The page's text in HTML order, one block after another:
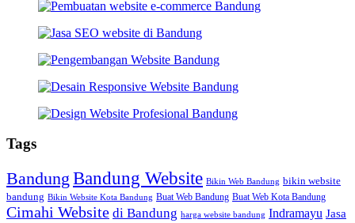
Tags
Bandung Bandung Website Bikin Web Bandung bikin website
bandung Bikin Website Kota Bandung Buat Web Bandung Buat Web Kota Bandung
Cimahi Website di Bandung harga website bandung Indramayu Jasa